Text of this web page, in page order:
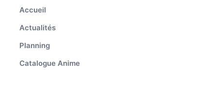
Accueil
Actualités
Planning
Catalogue Anime